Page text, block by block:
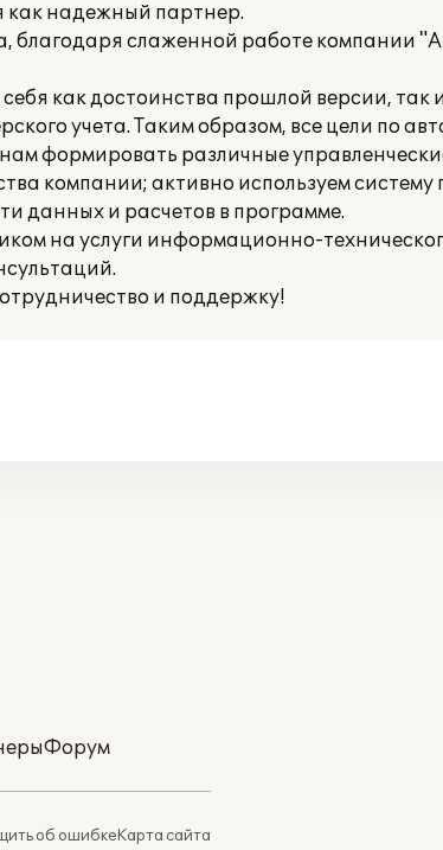
как надежный партнер.
благодаря слаженной работе компании
как достоинства прошлой версии,
учета. Таким образом, все цели по
формировать различные
компании; активно используем систему
данных и расчетов в программе.
на услуги информационно-
и поддержку!
Форум
об ошибкеКарта сайта